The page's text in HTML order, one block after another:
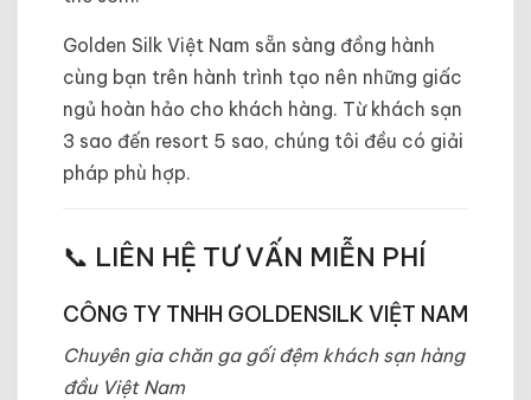
Golden Silk Việt Nam sẵn sàng đồng hành
cùng bạn trên hành trình tạo nên những giấc
ngủ hoàn hảo cho khách hàng. Từ khách sạn
3 sao đến resort 5 sao, chúng tôi đều có giải
pháp phù hợp.
📞 LIÊN HỆ TƯ VẤN MIỄN PHÍ
CÔNG TY TNHH GOLDENSILK VIỆT NAM
Chuyên gia chăn ga gối đệm khách sạn hàng
đầu Việt Nam